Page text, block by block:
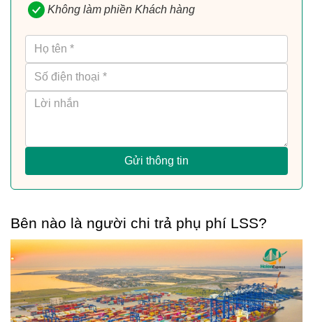
Không làm phiền Khách hàng
Gửi thông tin
Bên nào là người chi trả phụ phí LSS?